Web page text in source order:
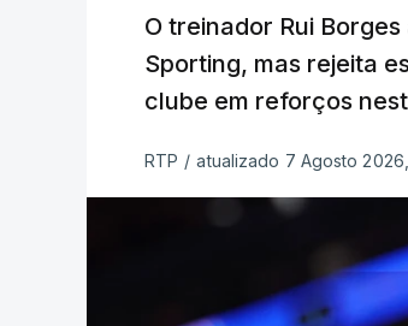
O treinador Rui
Sporting, mas rejeita
clube em reforços
RTP / atualizado 7 Agosto 2026,